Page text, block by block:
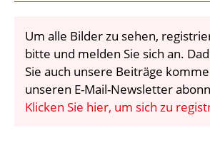
VIDEOS
BIBLIOTHEK
KRAN & BÜHNE
Um alle Bilder zu sehen,
bitte und melden Sie sich an.
Sie auch unsere Beiträge
unseren E-Mail-Newsletter
Klicken Sie hier, um sich zu